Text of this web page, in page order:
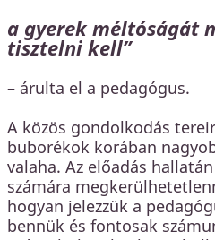
a gyerek méltóságát
tisztelni kell”
– árulta el a pedagógus.
A közös gondolkodás
buborékok korában
valaha. Az előadás
számára
hogyan jelezzük a
bennük és fontosak